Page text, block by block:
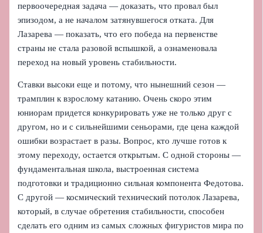
первоочередная задача — доказать, что провал был
эпизодом, а не началом затянувшегося отката. Для
Лазарева — показать, что его победа на первенстве
страны не стала разовой вспышкой, а ознаменовала
переход на новый уровень стабильности.
Ставки высоки еще и потому, что нынешний сезон —
трамплин к взрослому катанию. Очень скоро этим
юниорам придется конкурировать уже не только друг с
другом, но и с сильнейшими сеньорами, где цена каждой
ошибки возрастает в разы. Вопрос, кто лучше готов к
этому переходу, остается открытым. С одной стороны —
фундаментальная школа, выстроенная система
подготовки и традиционно сильная компонента Федотова.
С другой — космический технический потолок Лазарева,
который, в случае обретения стабильности, способен
сделать его одним из самых сложных фигуристов мира по